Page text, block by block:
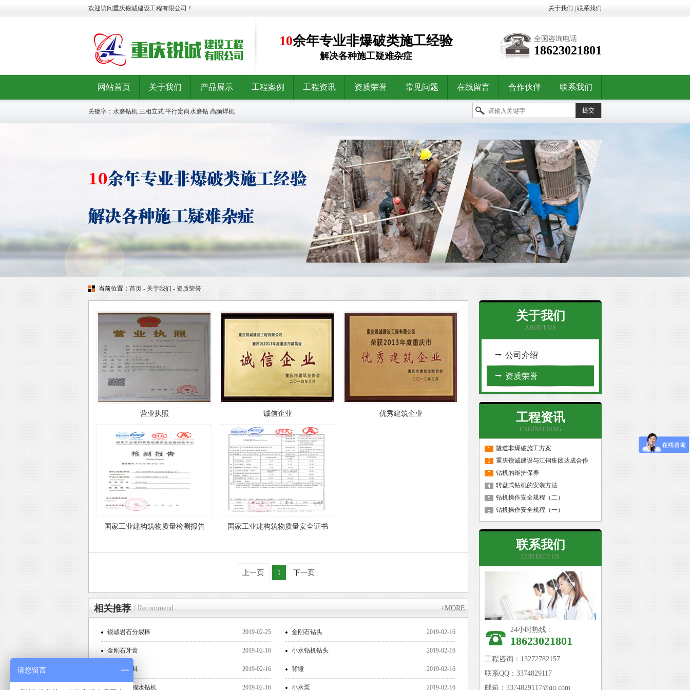
欢迎访问重庆锐诚建设工程有限公司！ 关于我们 联系我们
10余年专业非爆破类施工经验
解决各种施工疑难杂症
全国咨询电话
18623021801
网站首页 关于我们 产品展示 工程案例 工程资讯 资质荣誉 常见问题 在线留言 合作伙伴 联系我们
关键字： 水磨钻机 三相立式 平行定向水磨钻 高频焊机
当前位置： 首页 - 关于我们 - 资质荣誉
营业执照 诚信企业 优秀建筑企业
国家工业建构筑物质量检测报告 国家工业建构筑物质量安全证书
上一页 1 下一页
相关推荐 / Recommend +MORE
锐诚岩石分裂棒 2019-02-25 金刚石钻头 2019-02-16
金刚石牙齿 2019-02-16 小水钻机钻头 2019-02-16
金刚石刀具 2019-02-16 背锤 2019-02-16
手提式工程水钻机 2019-02-16 小水泵 2019-02-16
关于我们
ABOUT US
公司介绍
资质荣誉
工程资讯
ENGINEERING
隧道非爆破施工方案
重庆锐诚建设与江铜集团达成合作
钻机的维护保养
转盘式钻机的安装方法
钻机操作安全规程（二）
钻机操作安全规程（一）
联系我们
CONTACT US
24小时热线 :
18623021801
工程咨询：13272782157
联系QQ：3374829117
邮箱：3374829117@qq.com
请您留言